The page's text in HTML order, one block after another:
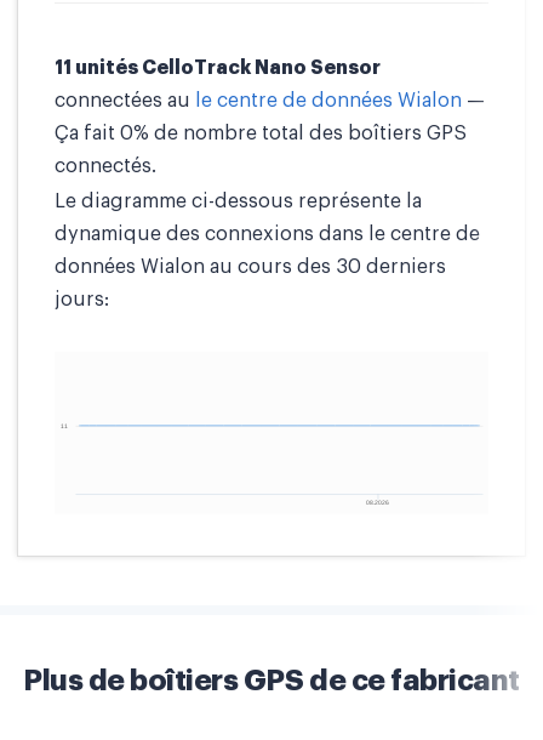
11 unités CelloTrack Nano Sensor
connectées au
le centre de données Wialon —
Ça fait 0% de nombre total des boîtiers GPS
connectés.
Le diagramme ci-dessous représente la
dynamique des connexions dans le centre de
données Wialon au cours des 30 derniers
jours:
Plus de boîtiers GPS de ce fabricant